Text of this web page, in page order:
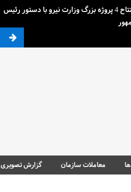
افتتاح 4 پروژه بزرگ وزارت نیرو با دستور رئیس
معاملات سازمان گزارش تصویری